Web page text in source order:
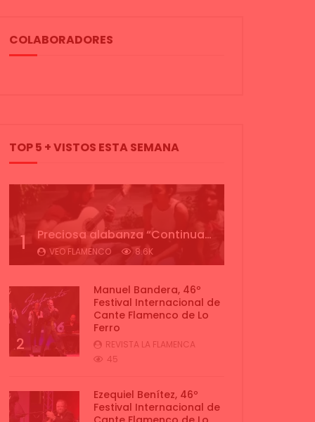
COLABORADORES
TOP 5 + VISTOS ESTA SEMANA
1 Preciosa alabanza “Continua” cantada por ALBA CORTES acompañada de IVAN a la guitarra | VEOFLAMENCO
VEO FLAMENCO 8.6K
2
Manuel Bandera, 46º
Festival Internacional de
Cante Flamenco de Lo
Ferro
REVISTA LA FLAMENCA
45
Ezequiel Benítez, 46º
Festival Internacional de